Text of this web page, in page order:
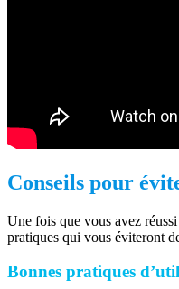
Conseils pour
Une fois que vous avez
pratiques qui vous éviteront
Bonnes pratiques